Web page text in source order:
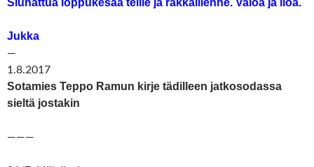
Siunattua loppukesää teille ja rakkaillenne. Valoa ja iloa.
Jukka
—
1.8.2017
Sotamies Teppo Ramun kirje tädilleen jatkosodassa
sieltä jostakin
———